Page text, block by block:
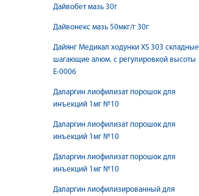
Дайвобет мазь 30г
Дайвонекс мазь 50мкг/г 30г
Дайянг Медикал ходунки XS 303 складные
шагающие алюм. с регулировкой высоты
Е-0006
Даларгин лиофилизат порошок для
инъекций 1мг №10
Даларгин лиофилизат порошок для
инъекций 1мг №10
Даларгин лиофилизат порошок для
инъекций 1мг №10
Даларгин лиофилизированный для